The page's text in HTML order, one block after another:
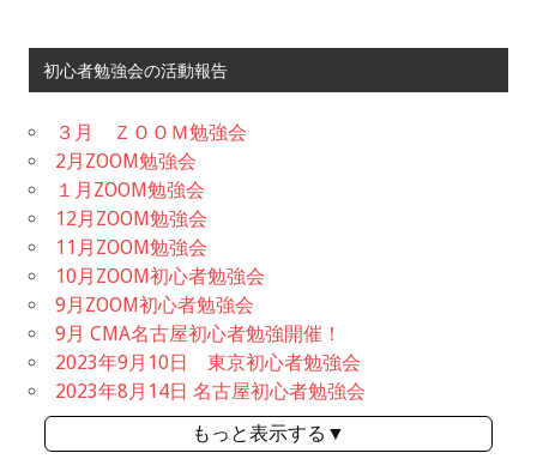
初心者勉強会の活動報告
３月 ＺＯＯＭ勉強会
2月ZOOM勉強会
１月ZOOM勉強会
12月ZOOM勉強会
11月ZOOM勉強会
10月ZOOM初心者勉強会
9月ZOOM初心者勉強会
9月 CMA名古屋初心者勉強開催！
2023年9月10日 東京初心者勉強会
2023年8月14日 名古屋初心者勉強会
もっと表示する▼